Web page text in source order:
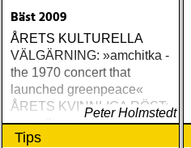
Bäst 2009
ÅRETS KULTURELLA
VÄLGÄRNING: »amchitka -
the 1970 concert that
launched greenpeace«
ÅRETS KVINNLIGA RÖST:
amy allison : sheffield
streets (urban myth)
Peter Holmstedt
Tips